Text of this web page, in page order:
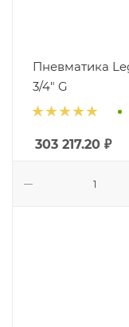
Пневматика
3/4" G
303 217.20 ₽